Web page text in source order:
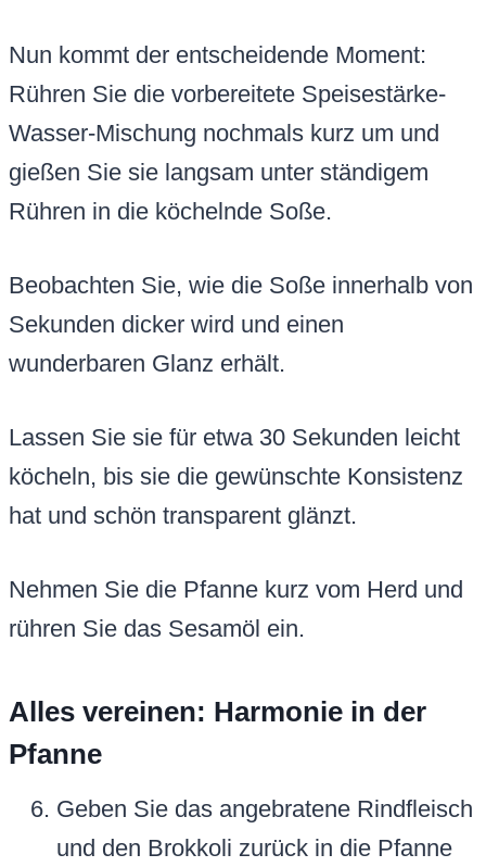
Nun kommt der entscheidende Moment:
Rühren Sie die vorbereitete Speisestärke-
Wasser-Mischung nochmals kurz um und
gießen Sie sie langsam unter ständigem
Rühren in die köchelnde Soße.
Beobachten Sie, wie die Soße innerhalb von
Sekunden dicker wird und einen
wunderbaren Glanz erhält.
Lassen Sie sie für etwa 30 Sekunden leicht
köcheln, bis sie die gewünschte Konsistenz
hat und schön transparent glänzt.
Nehmen Sie die Pfanne kurz vom Herd und
rühren Sie das Sesamöl ein.
Alles vereinen: Harmonie in der
Pfanne
Geben Sie das angebratene Rindfleisch
und den Brokkoli zurück in die Pfanne